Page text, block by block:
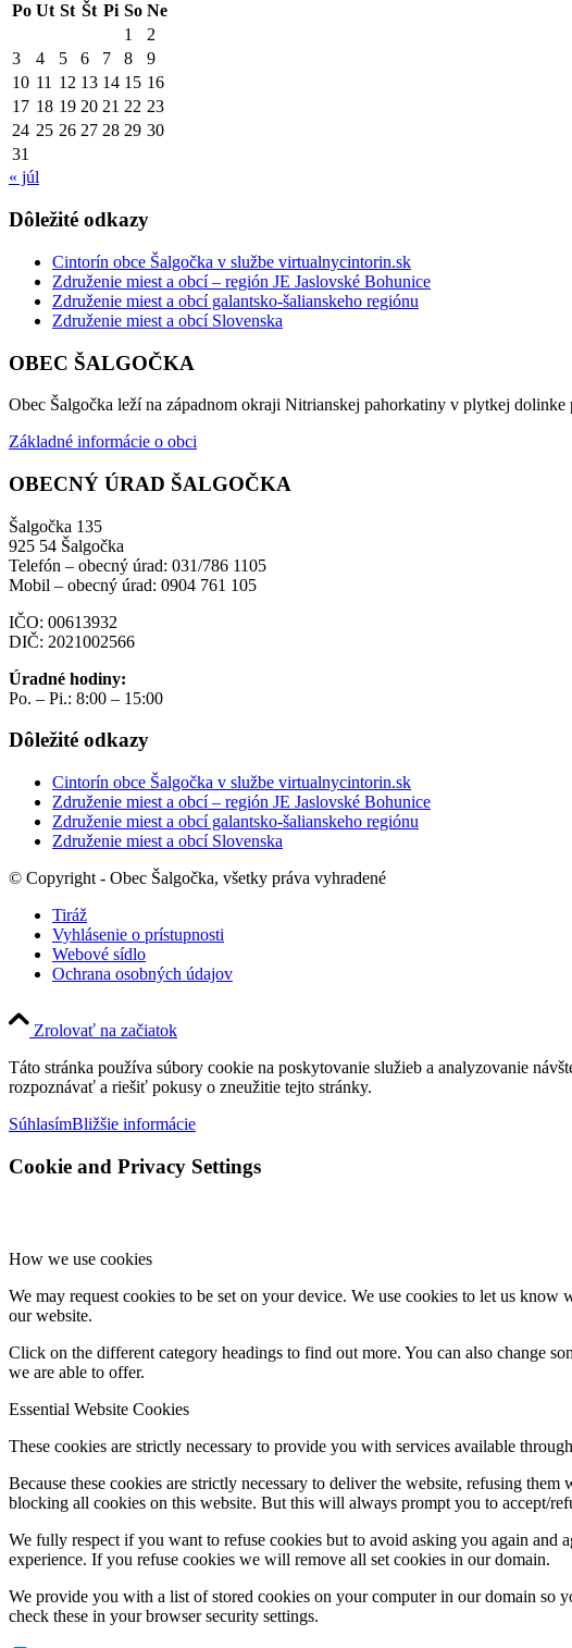
Po Ut St Št Pi So Ne
1
2
3
4 5 6 7 8
9
10 11 12 13 14 15 16
17 18 19 20 21 22 23
24 25 26 27 28 29 30
31
« júl
Dôležité odkazy
Cintorín obce Šalgočka v službe virtualnycintorin.sk
Združenie miest a obcí – región JE Jaslovské Bohunice
Združenie miest a obcí galantsko-šalianskeho regiónu
Združenie miest a obcí Slovenska
OBEC ŠALGOČKA
Obec Šalgočka leží na západnom okraji Nitrianskej pahorkatiny v plytkej
Základné informácie o obci
OBECNÝ ÚRAD ŠALGOČKA
Šalgočka 135
925 54 Šalgočka
Telefón – obecný úrad: 031/786 1105
Mobil – obecný úrad: 0904 761 105
IČO: 00613932
DIČ: 2021002566
Úradné hodiny:
Po. – Pi.: 8:00 – 15:00
Dôležité odkazy
Cintorín obce Šalgočka v službe virtualnycintorin.sk
Združenie miest a obcí – región JE Jaslovské Bohunice
Združenie miest a obcí galantsko-šalianskeho regiónu
Združenie miest a obcí Slovenska
© Copyright - Obec Šalgočka, všetky práva vyhradené
Tiráž
Vyhlásenie o prístupnosti
Webové sídlo
Ochrana osobných údajov
Zrolovať na začiatok
Táto stránka používa súbory cookie na poskytovanie služieb a analyzovanie
rozpoznávať a riešiť pokusy o zneužitie tejto stránky.
SúhlasímBližšie informácie
Cookie and Privacy Settings
How we use cookies
We may request cookies to be set on your device. We use cookies to let us
our website.
Click on the different category headings to find out more. You can also change
we are able to offer.
Essential Website Cookies
These cookies are strictly necessary to provide you with services available
Because these cookies are strictly necessary to deliver the website, refusing
blocking all cookies on this website. But this will always prompt you to accept/
We fully respect if you want to refuse cookies but to avoid asking you again
experience. If you refuse cookies we will remove all set cookies in our domain.
We provide you with a list of stored cookies on your computer in our domain so
check these in your browser security settings.